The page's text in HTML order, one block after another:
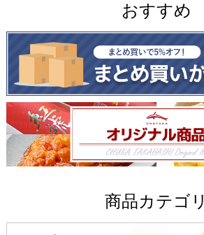
おすすめ
商品カテゴリ